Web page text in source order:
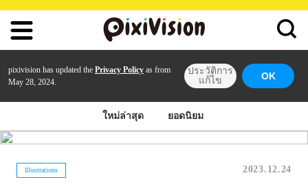
pixivision has updated the Privacy Policy as from
May 28, 2024.
ประวัติการ
แก้ไข
OK
ใหม่ล่าสุด ยอดนิยม
Illustrations 2023.12.24